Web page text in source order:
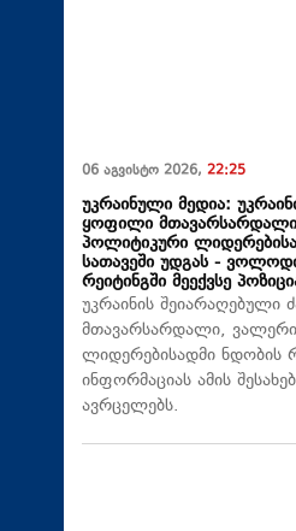
06 აგვისტო 2026, 22:25
უკრაინული მედია:
ყოფილი
პოლიტიკური
სათავეში უდგას -
რეიტინგში მეექვსე
უკრაინის
მთავარსარდალი,
ლიდერებისადმი ნდობის
ინფორმაციას ამის
ავრცელებს.